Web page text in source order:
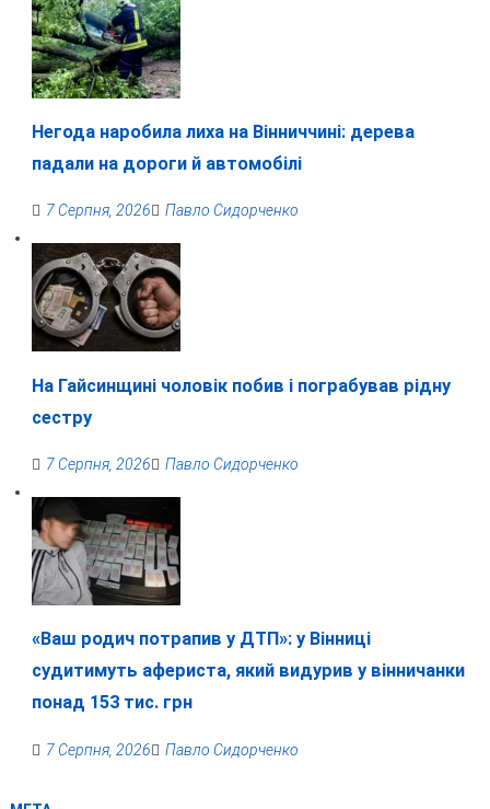
Негода наробила лиха на Вінниччині: дерева
падали на дороги й автомобілі
7 Серпня, 2026 Павло Сидорченко
На Гайсинщині чоловік побив і пограбував рідну
сестру
7 Серпня, 2026 Павло Сидорченко
«Ваш родич потрапив у ДТП»: у Вінниці
судитимуть афериста, який видурив у вінничанки
понад 153 тис. грн
7 Серпня, 2026 Павло Сидорченко